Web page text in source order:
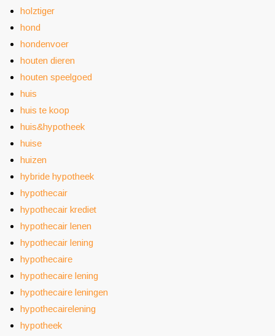
holztiger
hond
hondenvoer
houten dieren
houten speelgoed
huis
huis te koop
huis&hypotheek
huise
huizen
hybride hypotheek
hypothecair
hypothecair krediet
hypothecair lenen
hypothecair lening
hypothecaire
hypothecaire lening
hypothecaire leningen
hypothecairelening
hypotheek